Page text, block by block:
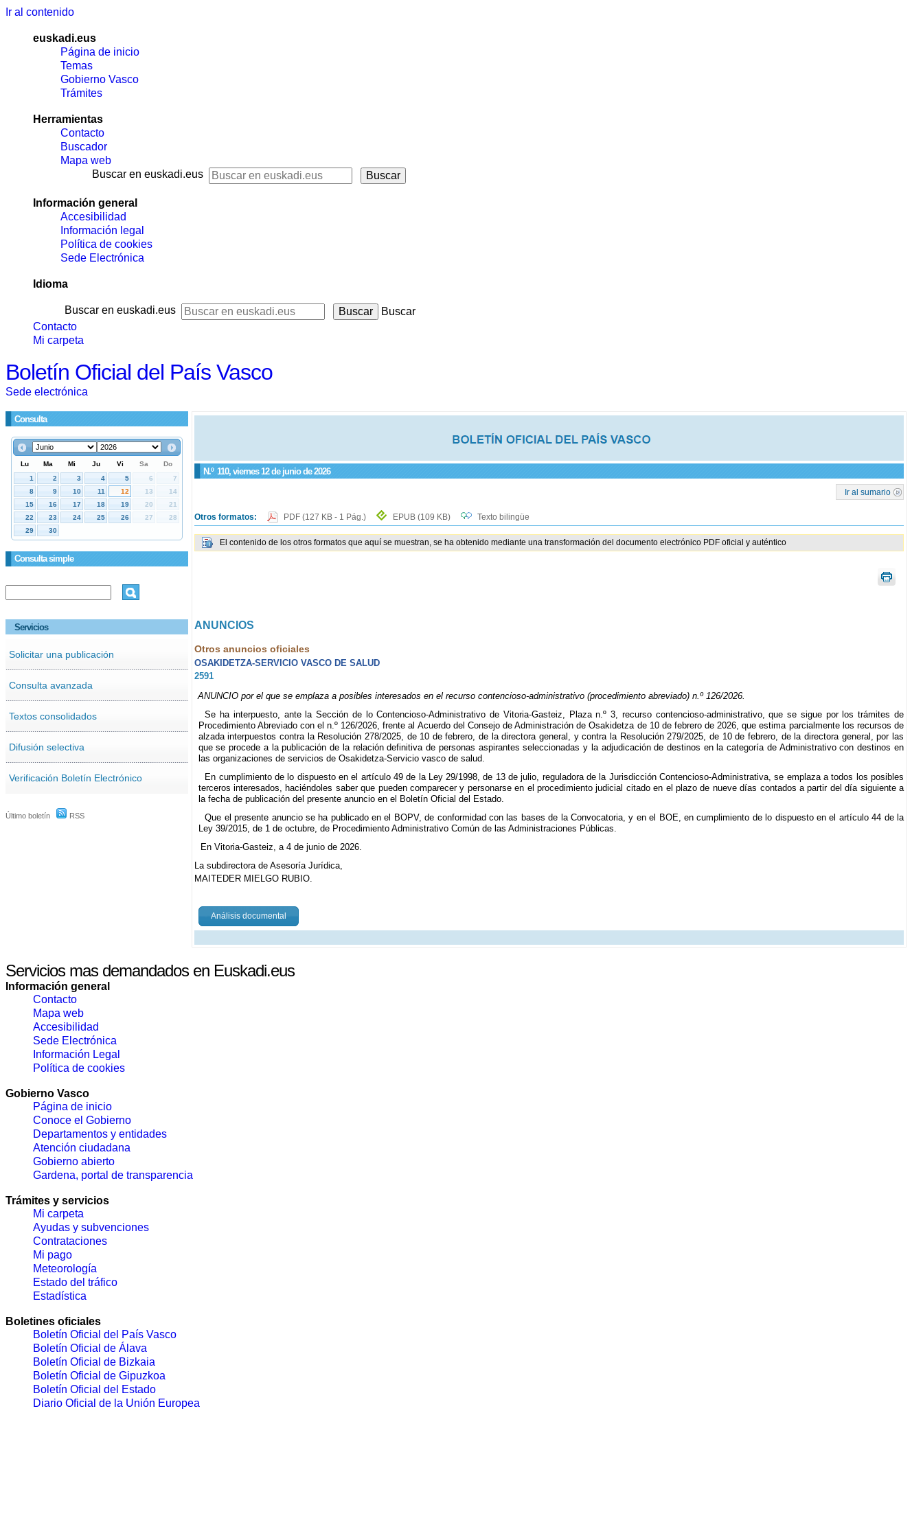
Ir al contenido
euskadi.eus
Página de inicio
Temas
Gobierno Vasco
Trámites
Herramientas
Contacto
Buscador
Mapa web
Buscar en euskadi.eus
Información general
Accesibilidad
Información legal
Política de cookies
Sede Electrónica
Idioma
Buscar en euskadi.eus
Buscar
Contacto
Mi carpeta
Boletín Oficial del País Vasco
Sede electrónica
Consulta
Consulta simple
Servicios
Solicitar una publicación
Consulta avanzada
Textos consolidados
Difusión selectiva
Verificación Boletín Electrónico
Último boletín RSS
N.º 110, viernes 12 de junio de 2026
Ir al sumario
Otros formatos: PDF (127 KB - 1 Pág.) EPUB (109 KB) Texto bilingüe
El contenido de los otros formatos que aquí se muestran, se ha obtenido mediante una transformación del documento electrónico PDF oficial y auténtico
ANUNCIOS
Otros anuncios oficiales
OSAKIDETZA-SERVICIO VASCO DE SALUD
2591
ANUNCIO por el que se emplaza a posibles interesados en el recurso contencioso-administrativo (procedimiento abreviado) n.º 126/2026.
Se ha interpuesto, ante la Sección de lo Contencioso-Administrativo de Vitoria-Gasteiz, Plaza n.º 3, recurso contencioso-administrativo, que se sigue por los trámites de
Procedimiento Abreviado con el n.º 126/2026, frente al Acuerdo del Consejo de Administración de Osakidetza de 10 de febrero de 2026, que estima parcialmente los recursos de
alzada interpuestos contra la Resolución 278/2025, de 10 de febrero, de la directora general, y contra la Resolución 279/2025, de 10 de febrero, de la directora general, por las
que se procede a la publicación de la relación definitiva de personas aspirantes seleccionadas y la adjudicación de destinos en la categoría de Administrativo con destinos en
las organizaciones de servicios de Osakidetza-Servicio vasco de salud.
En cumplimiento de lo dispuesto en el artículo 49 de la Ley 29/1998, de 13 de julio, reguladora de la Jurisdicción Contencioso-Administrativa, se emplaza a todos los posibles
terceros interesados, haciéndoles saber que pueden comparecer y personarse en el procedimiento judicial citado en el plazo de nueve días contados a partir del día siguiente a
la fecha de publicación del presente anuncio en el Boletín Oficial del Estado.
Que el presente anuncio se ha publicado en el BOPV, de conformidad con las bases de la Convocatoria, y en el BOE, en cumplimiento de lo dispuesto en el artículo 44 de la
Ley 39/2015, de 1 de octubre, de Procedimiento Administrativo Común de las Administraciones Públicas.
En Vitoria-Gasteiz, a 4 de junio de 2026.
La subdirectora de Asesoría Jurídica,
MAITEDER MIELGO RUBIO.
Análisis documental
Servicios mas demandados en Euskadi.eus
Información general
Contacto
Mapa web
Accesibilidad
Sede Electrónica
Información Legal
Política de cookies
Gobierno Vasco
Página de inicio
Conoce el Gobierno
Departamentos y entidades
Atención ciudadana
Gobierno abierto
Gardena, portal de transparencia
Trámites y servicios
Mi carpeta
Ayudas y subvenciones
Contrataciones
Mi pago
Meteorología
Estado del tráfico
Estadística
Boletines oficiales
Boletín Oficial del País Vasco
Boletín Oficial de Álava
Boletín Oficial de Bizkaia
Boletín Oficial de Gipuzkoa
Boletín Oficial del Estado
Diario Oficial de la Unión Europea